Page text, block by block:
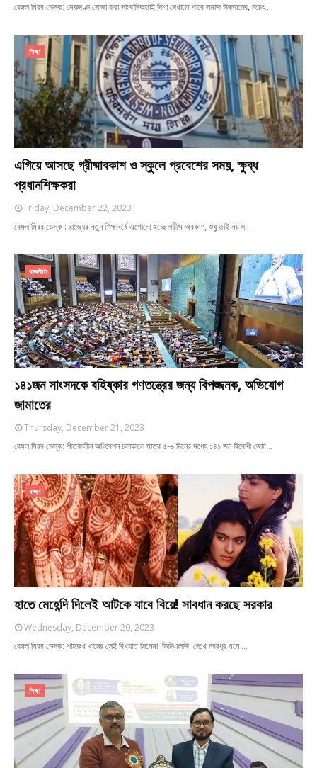
বেঙ্গল মিরর ডেস্ক: মেরুদণ্ড সোজা করা সাংবাদিকতাই দিশা দেখাতে পারে সমাজ উন্নয়নের, নচেৎ…
শিক্ষা
এগিয়ে আসছে গ্রীষ্মাবকাশ ও স্কুলে প্রবেশের সময়, ক্ষুব্ধ
প্রধানশিক্ষকরা
Friday, December 22, 2023
বেঙ্গল মিরর ডেস্ক : রাজ্যের নতুন শিক্ষাবর্ষে এগোনো হচ্ছে গ্রীষ্ম অবকাশ, শুধু তাই নয় স…
রাজনীতি
১৪১জন সাংসদকে বহিষ্কার গণতন্ত্রের জন্য বিপজ্জনক, অভিযোগ
জামাতের
Thursday, December 21, 2023
বেঙ্গল মিরর ডেস্ক: শীতকালীন অধিবেশন চলাকালে মাত্র ৫-৬ দিনের মধ্যে ১৪১ জন বিরোধী জোট…
রাজ্য
হাতে মেহেন্দি দিলেই আটকে যাবে বিয়ে! সাবধান করছে সরকার
Wednesday, December 20, 2023
বেঙ্গল মিরর ডেস্ক: শাহরুখ খানের সেই বিখ্যাত সিনেমা 'ডিডিএলজি' দেখে নববধূর মনে …
শিক্ষা